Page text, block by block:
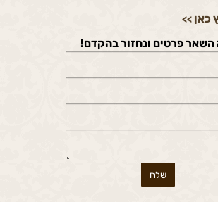
כאן >>
השאר פרטים ונחזור בהקדם!